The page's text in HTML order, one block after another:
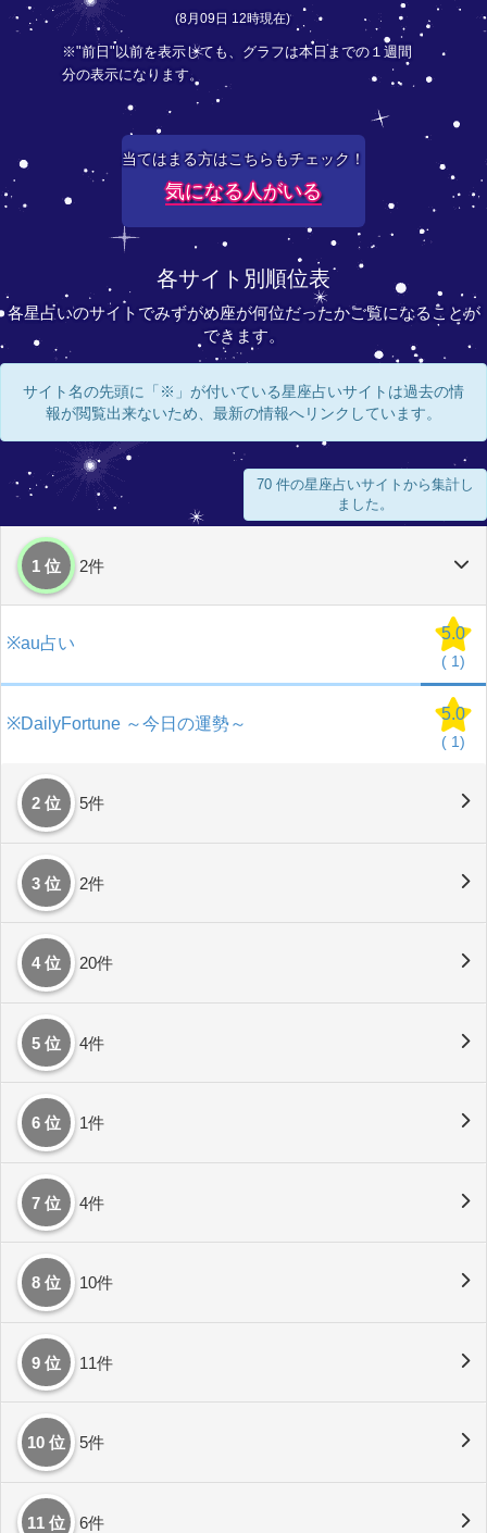
(8月09日 12時現在)
※"前日"以前を表示しても、グラフは本日までの１週間
分の表示になります。
当てはまる方はこちらもチェック！
気になる人がいる
各サイト別順位表
各星占いのサイトでみずがめ座が何位だったかご覧になることが
できます。
サイト名の先頭に「※」が付いている星座占いサイトは過去の情
報が閲覧出来ないため、最新の情報へリンクしています。
70 件の星座占いサイトから集計し
ました。
1 位 2件
※au占い
5.0
( 1)
※DailyFortune ～今日の運勢～
5.0
( 1)
2 位 5件
3 位 2件
4 位 20件
5 位 4件
6 位 1件
7 位 4件
8 位 10件
9 位 11件
10 位 5件
11 位 6件